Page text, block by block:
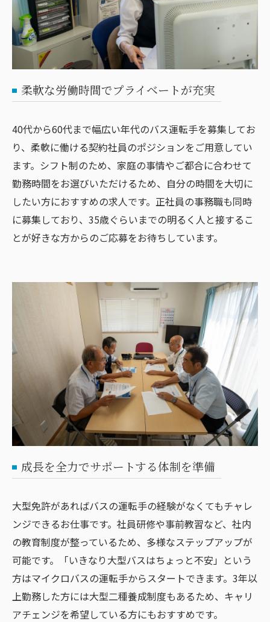
柔軟な労働時間でプライベートが充実
40代から60代まで幅広い年代のバス運転手を募集してお
り、柔軟に働ける契約社員のポジションをご用意してい
ます。シフト制のため、家庭の事情やご都合に合わせて
勤務時間をお選びいただけるため、自分の時間を大切に
したい方におすすめの求人です。正社員の事務職も同時
に募集しており、35歳ぐらいまでの明るく人と接するこ
とが好きな方からのご応募をお待ちしています。
成長を全力でサポートする体制を準備
大型免許があればバスの運転手の経験がなくてもチャレ
ンジできるお仕事です。社員研修や事前教習など、社内
の教育制度が整っているため、多様なステップアップが
可能です。「いきなり大型バスはちょっと不安」という
方はマイクロバスの運転手からスタートできます。3年以
上勤務した方には大型二種養成制度もあるため、キャリ
アチェンジを希望している方にもおすすめです。